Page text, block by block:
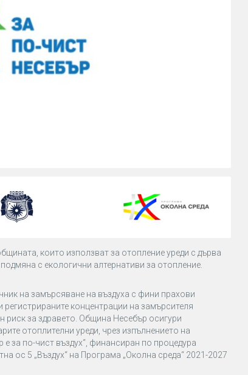
които използват за отопление уреди с дърва
с екологични алтернативи за отопление.
на замърсяване на въздуха с фини прахови
концентрации на замърсителя
риск за здравето. Община Несебър осигури
отоплителни уреди, чрез изпълнението на
за по-чист въздух“, финансиран по процедура
ос 5 „Въздух“ на Програма „Околна среда“ 2021-2027